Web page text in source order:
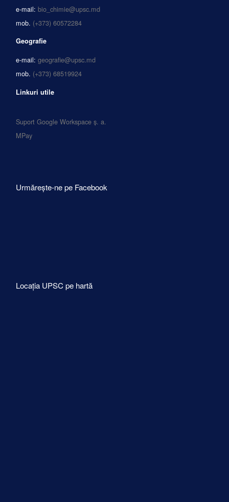
e-mail: bio_chimie@upsc.md
mob. (+373) 60572284
Geografie
e-mail: geografie@upsc.md
mob. (+373) 68519924
Linkuri utile
Suport Google Workspace ș. a.
MPay
Urmărește-ne pe Facebook
Locația UPSC pe hartă